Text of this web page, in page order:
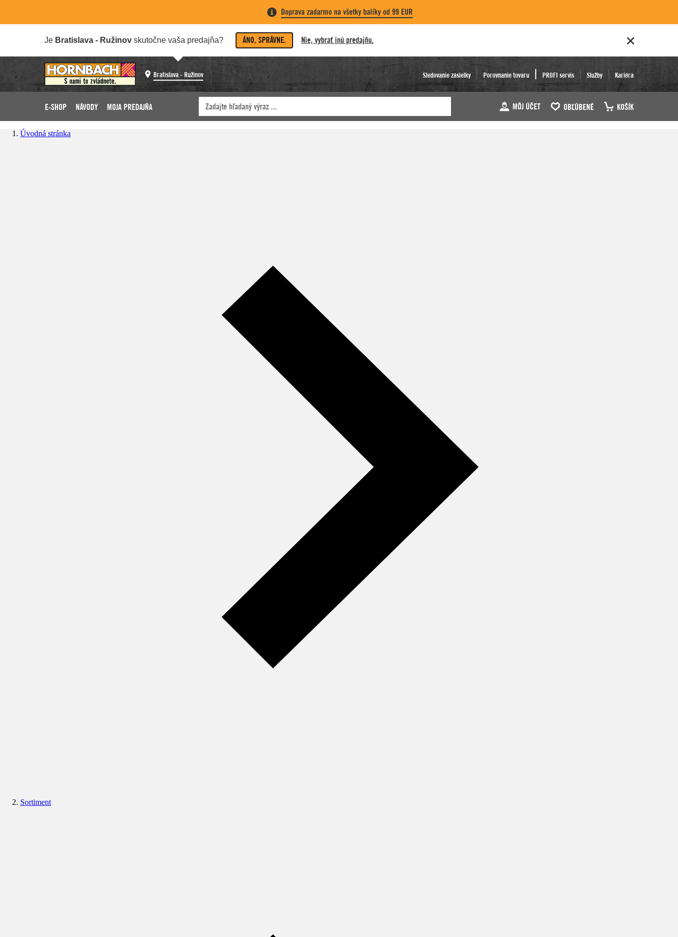
Doprava zadarmo na všetky balíky od 99 EUR
Je Bratislava - Ružinov skutočne vaša predajňa? ÁNO, SPRÁVNE. Nie, vybrať inú predajňu.
Bratislava - Ružinov Sledovanie zásielky Porovnanie tovaru PROFI servis Služby Kariéra
E-SHOP NÁVODY MOJA PREDAJŇA MÔJ ÚČET OBĽÚBENÉ KOŠÍK
Úvodná stránka
Sortiment